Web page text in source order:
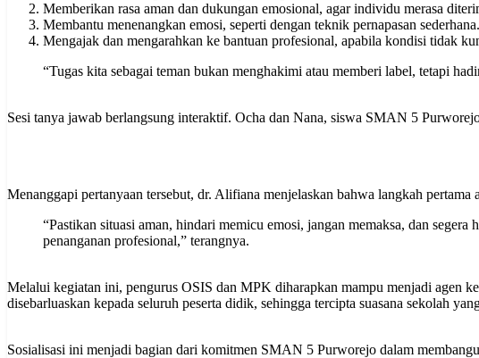
Memberikan rasa aman dan dukungan emosional, agar individu merasa
Membantu menenangkan emosi, seperti dengan teknik pernapasan sederhana.
Mengajak dan mengarahkan ke bantuan profesional, apabila kondisi tidak
“Tugas kita sebagai teman bukan menghakimi atau memberi label, tetapi
Sesi tanya jawab berlangsung interaktif. Ocha dan Nana, siswa SMAN 5
Menanggapi pertanyaan tersebut, dr. Alifiana menjelaskan bahwa langkah
“Pastikan situasi aman, hindari memicu emosi, jangan memaksa, dan
penanganan profesional,” terangnya.
Melalui kegiatan ini, pengurus OSIS dan MPK diharapkan mampu menjadi agen
disebarluaskan kepada seluruh peserta didik, sehingga tercipta suasana sekolah
Sosialisasi ini menjadi bagian dari komitmen SMAN 5 Purworejo dalam